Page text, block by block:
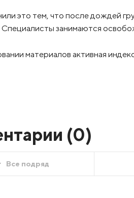
это тем, что после дождей
Специалисты занимаются
материалов активная
(0)
Все подряд